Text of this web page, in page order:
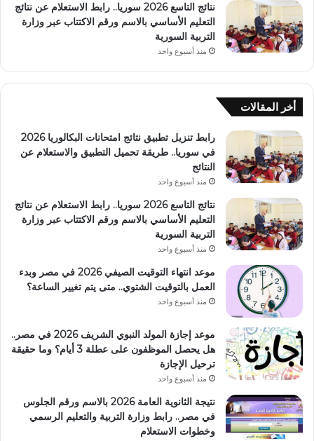
نتائج التاسع 2026 سوريا.. رابط الاستعلام عن نتائج
التعليم الأساسي بالاسم ورقم الاكتتاب عبر وزارة
التربية السورية
منذ أسبوع واحد
أخر المقالات
رابط تنزيل تطبيق نتائج امتحانات البكالوريا 2026
في سوريا.. طريقة تحميل التطبيق والاستعلام عن
النتائج
منذ أسبوع واحد
نتائج التاسع 2026 سوريا.. رابط الاستعلام عن نتائج
التعليم الأساسي بالاسم ورقم الاكتتاب عبر وزارة
التربية السورية
منذ أسبوع واحد
موعد انتهاء التوقيت الصيفي 2026 في مصر وبدء
العمل بالتوقيت الشتوي.. متى يتم تغيير الساعة؟
منذ أسبوع واحد
موعد إجازة المولد النبوي الشريف 2026 في مصر..
هل يحصل الموظفون على عطلة 3 أيام؟ وما حقيقة
ترحيل الإجازة
منذ أسبوع واحد
نتيجة الثانوية العامة 2026 بالاسم ورقم الجلوس
في مصر.. رابط وزارة التربية والتعليم الرسمي
وخطوات الاستعلام